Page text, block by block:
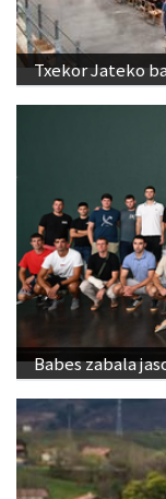
Txekor Jateko
Babes zabala